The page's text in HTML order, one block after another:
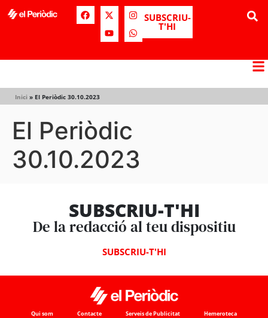
SUBSCRIU-
T'HI
Inici » El Periòdic 30.10.2023
El Periòdic
30.10.2023
SUBSCRIU-T'HI
De la redacció al teu dispositiu
SUBSCRIU-T'HI
Qui som Contacte Serveis de Publicitat Hemeroteca